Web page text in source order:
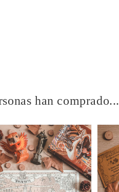
han comprado...